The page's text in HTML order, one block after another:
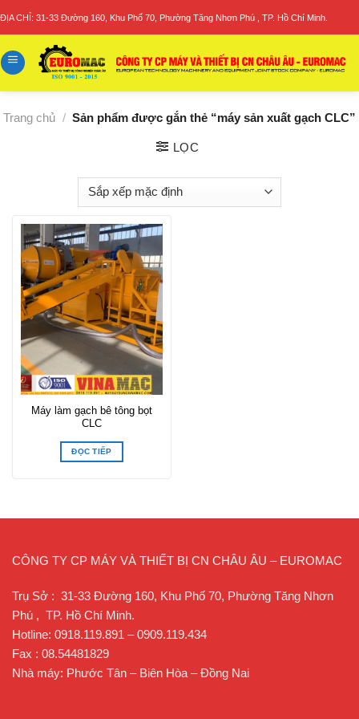
ĐỊA CHỈ: 31-33 Đường 160, Khu Phố 70, Phường Tăng Nhơn Phú , TP. Hồ Chí Minh.
Trang chủ / Sản phẩm được gắn thẻ “máy sản xuất gạch CLC”
LỌC
Máy làm gạch bê tông bọt
CLC
ĐỌC TIẾP
CÔNG TY CP MÁY VÀ THIẾT BỊ CN CHÂU ÂU – EUROMAC
Trụ Sở : 31-33 Đường 160, Khu Phố 70, Phường Tăng Nhơn
Phú , TP. Hồ Chí Minh.
Hotline: 0918.119.891 – 0909.119.434
Fax : 08.54481829
Nhà máy: Phước Tân – Biên Hòa – Đồng Nai